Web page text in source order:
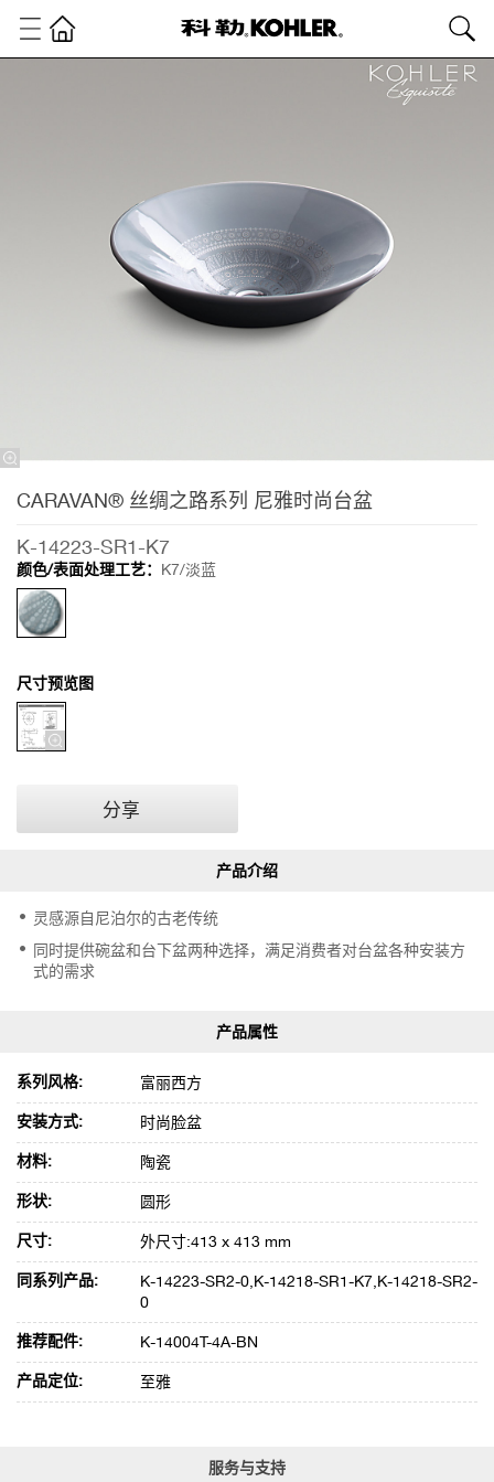
CARAVAN®
列 尼雅时尚
CARAVAN® 丝绸之路系列 尼雅时尚台盆
K-14223-SR1-K7
颜色/表面处理工艺： K7/淡蓝
尺寸预览图
分享
灵感源自尼泊尔的古老传统
同时提供碗盆和台下盆两种选择，满足消费者对台盆各种安装方
式的需求
系列风格: 富丽西方
安装方式: 时尚脸盆
材料: 陶瓷
形状: 圆形
尺寸: 外尺寸:413 x 413 mm
同系列产品:
K-14223-SR2-0,K-14218-SR1-K7,K-14218-SR2-
0
推荐配件: K-14004T-4A-BN
产品定位: 至雅
服务与支持